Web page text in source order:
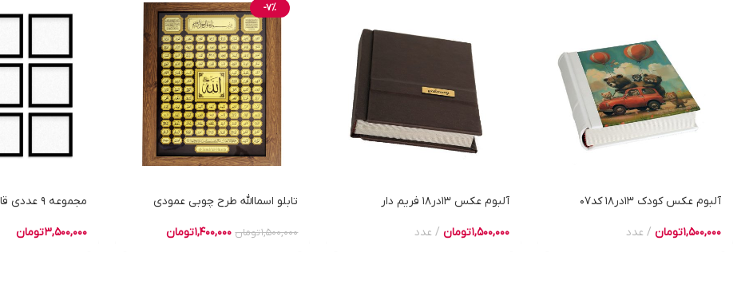
آلبوم عکس کودک 13در18 کد07
1,500,000تومان عدد
آلبوم عکس 13در18 فریم دار
1,500,000تومان عدد
-7%
تابلو اسماالله طرح چوبی عمودی
1,500,000تومان 1,400,000تومان
مجموعه 9 عددی قاب 20در20 مشکی
3,500,000تومان